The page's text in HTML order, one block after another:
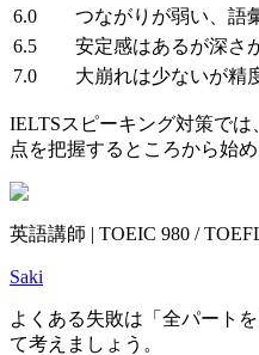
6.0
つながりが弱い、語
6.5
安定感はあるが深さ
7.0
大崩れは少ないが精
IELTSスピーキング対策で
点を把握するところから始
英語講師 | TOEIC 980 /
Saki
よくある失敗は「全パート
て考えましょう。